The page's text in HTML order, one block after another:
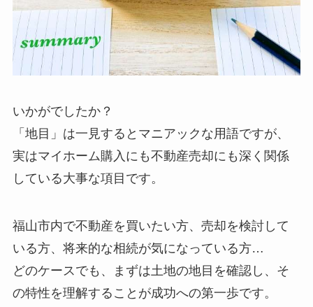
いかがでしたか？
「地目」は一見するとマニアックな用語ですが、
実はマイホーム購入にも不動産売却にも深く関係
している大事な項目です。
福山市内で不動産を買いたい方、売却を検討して
いる方、将来的な相続が気になっている方…
どのケースでも、まずは土地の地目を確認し、そ
の特性を理解することが成功への第一歩です。